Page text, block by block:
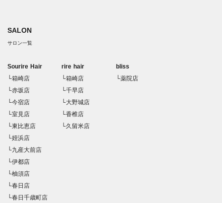
SALON
サロン一覧
Sourire Hair
└箱崎店
└赤坂店
└今宿店
└室見店
└東比恵店
└姪浜店
└九産大前店
└伊都店
└柚須店
└春日店
└春日千歳町店
rire hair
└箱崎店
└千早店
└大野城店
└香椎店
└久留米店
bliss
└薬院店